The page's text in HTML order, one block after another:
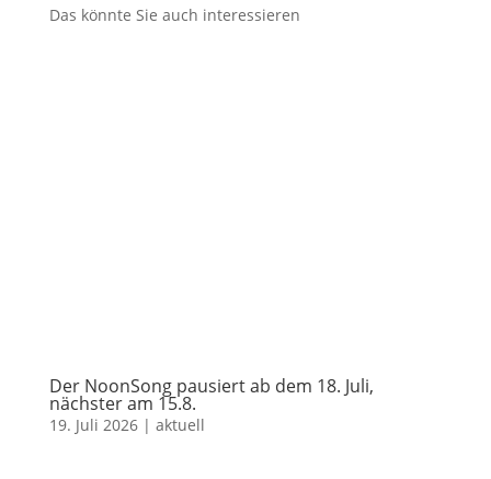
Das könnte Sie auch interessieren
Der NoonSong pausiert ab dem 18. Juli,
nächster am 15.8.
19. Juli 2026| aktuell